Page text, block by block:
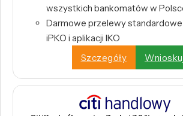
wszystkich bankomatów w
Darmowe przelewy
iPKO i aplikacji IKO
Szczegóły